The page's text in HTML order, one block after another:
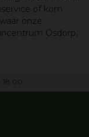
of kom
onze
Osdorp,
18:00